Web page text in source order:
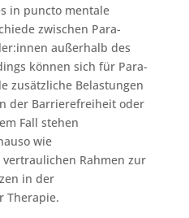
in puncto mentale
zwischen Para-
außerhalb des
können sich für Para-
zusätzliche Belastungen
der Barrierefreiheit oder
Fall stehen
wie
Rahmen zur
in der
Therapie.